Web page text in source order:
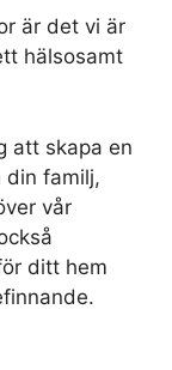
är det vi är
hälsosamt
att skapa en
din familj,
vår
ditt hem